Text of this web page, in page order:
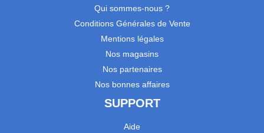
Qui sommes-nous ?
Conditions Générales de Vente
Mentions légales
Nos magasins
Nos partenaires
Nos bonnes affaires
SUPPORT
Aide